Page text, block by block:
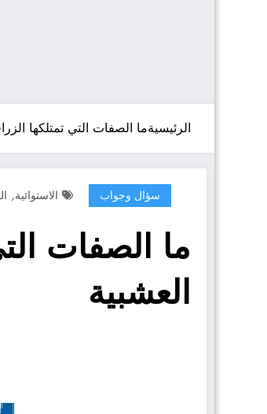
الرئيسيةما الصفات التي تمتلكها
سؤال وجواب الاستوائية,
ما الصفات
العشبية